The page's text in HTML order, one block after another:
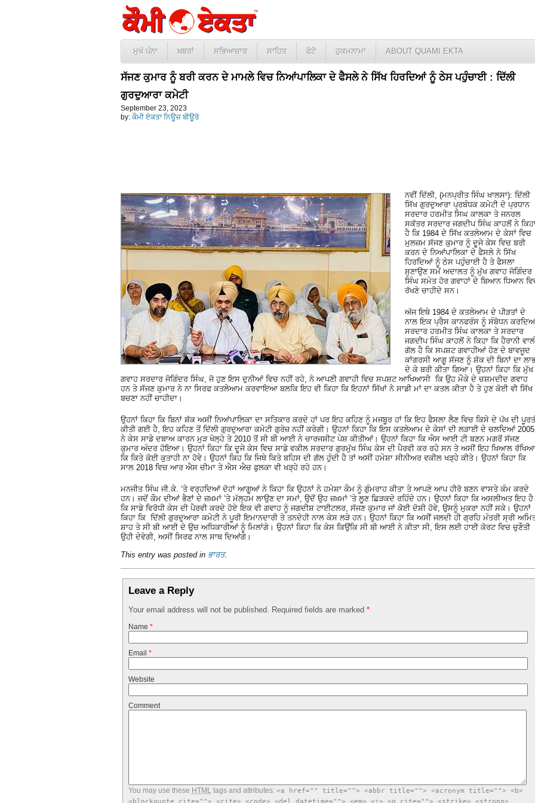
ਮੁਖੱ ਪੰਨਾ ਖ਼ਬਰਾਂ ਸਭਿਆਚਾਰ ਸਾਹਿਤ ਫੋਟੋ ਹੁਕਮਨਾਮਾ ABOUT QUAMI EKTA
ਸੱਜਣ ਕੁਮਾਰ ਨੂੰ ਬਰੀ ਕਰਨ ਦੇ ਮਾਮਲੇ ਵਿਚ ਨਿਆਂਪਾਲਿਕਾ ਦੇ ਫੈਸਲੇ ਨੇ ਸਿੱਖ ਹਿਰਦਿਆਂ ਨੂੰ ਠੇਸ ਪਹੁੰਚਾਈ : ਦਿੱਲੀ
ਗੁਰਦੁਆਰਾ ਕਮੇਟੀ
September 23, 2023
by: ਕੌਮੀ ਏਕਤਾ ਨਿਊਜ਼ ਬੀਊਰੋ
ਨਵੀਂ ਦਿੱਲੀ, (ਮਨਪ੍ਰੀਤ ਸਿੰਘ ਖਾਲਸਾ): ਦਿੱਲੀ
ਸਿੱਖ ਗੁਰਦੁਆਰਾ ਪ੍ਰਬੰਧਕ ਕਮੇਟੀ ਦੇ ਪ੍ਰਧਾਨ
ਸਰਦਾਰ ਹਰਮੀਤ ਸਿਘ ਕਾਲਕਾ ਤੇ ਜਨਰਲ
ਸਕੱਤਰ ਸਰਦਾਰ ਜਗਦੀਪ ਸਿੰਘ ਕਾਹਲੋਂ ਨੇ
ਹੈ ਕਿ 1984 ਦੇ ਸਿੱਖ ਕਤਲੇਆਮ ਦੇ ਕੇਸਾਂ ਵਿਚ
ਮੁਲਜ਼ਮ ਸੱਜਣ ਕੁਮਾਰ ਨੂੰ ਦੂਜੇ ਕੇਸ ਵਿਚ ਬਰੀ
ਕਰਨ ਦੇ ਨਿਆਂਪਾਲਿਕਾ ਦੇ ਫੈਸਲੇ ਨੇ ਸਿੱਖ
ਹਿਰਦਿਆਂ ਨੂੰ ਠੇਸ ਪਹੁੰਚਾਈ ਹੈ ਤੇ ਫੈਸਲਾ
ਸੁਣਾਉਣ ਸਮੇਂ ਅਦਾਲਤ ਨੂੰ ਮੁੱਖ ਗਵਾਹ ਜੋਗਿੰਦਰ
ਸਿੰਘ ਸਮੇਤ ਹੋਰ ਗਵਾਹਾਂ ਦੇ ਬਿਆਨ ਧਿਆਨ
ਰੱਖਣੇ ਚਾਹੀਦੇ ਸਨ।
ਅੱਜ ਇਥੇ 1984 ਦੇ ਕਤਲੇਆਮ ਦੇ ਪੀੜਤਾਂ ਦੇ
ਨਾਲ ਇਕ ਪ੍ਰੈਸ ਕਾਨਫਰੰਸ ਨੂੰ ਸੰਬੋਧਨ
ਸਰਦਾਰ ਹਰਮੀਤ ਸਿੰਘ ਕਾਲਕਾ ਤੇ ਸਰਦਾਰ
ਜਗਦੀਪ ਸਿੰਘ ਕਾਹਲੋਂ ਨੇ ਕਿਹਾ ਕਿ ਹੈਰਾਨੀ
ਗੱਲ ਹੈ ਕਿ ਸਪਸ਼ਟ ਗਵਾਹੀਆਂ ਹੋਣ ਦੇ ਬਾਵਜੂਦ
ਕਾਂਗਰਸੀ ਆਗੂ ਸੱਜਣ ਨੂੰ ਸ਼ੱਕ ਦੀ ਬਿਨਾਂ ਦਾ
ਦੇ ਕੇ ਬਰੀ ਕੀਤਾ ਗਿਆ। ਉਹਨਾਂ ਕਿਹਾ ਕਿ ਮੁੱਖ
ਗਵਾਹ ਸਰਦਾਰ ਜੋਗਿੰਦਰ ਸਿੰਘ, ਜੋ ਹੁਣ ਇਸ ਦੁਨੀਆਂ ਵਿਚ ਨਹੀਂ ਰਹੇ, ਨੇ ਆਪਣੀ ਗਵਾਹੀ ਵਿਚ ਸਪਸ਼ਟ ਆਖਿਆਸੀ ਕਿ ਉਹ ਮੌਕੇ ਦੇ ਚਸ਼ਮਦੀਦ ਗਵਾਹ
ਹਨ ਤੇ ਸੱਜਣ ਕੁਮਾਰ ਨੇ ਨਾ ਸਿਰਫ ਕਤਲੇਆਮ ਕਰਵਾਇਆ ਬਲਕਿ ਇਹ ਵੀ ਕਿਹਾ ਕਿ ਇਹਨਾਂ ਸਿੱਖਾਂ ਨੇ ਸਾਡੀ ਮਾਂ ਦਾ ਕਤਲ ਕੀਤਾ ਹੈ ਤੇ ਹੁਣ ਕੋਈ ਵੀ ਸਿੱਖ
ਬਚਣਾ ਨਹੀਂ ਚਾਹੀਦਾ।
ਉਹਨਾਂ ਕਿਹਾ ਕਿ ਬਿਨਾਂ ਸ਼ੱਕ ਅਸੀਂ ਨਿਆਂਪਾਲਿਕਾ ਦਾ ਸਤਿਕਾਰ ਕਰਦੇ ਹਾਂ ਪਰ ਇਹ ਕਹਿਣ ਨੂੰ ਮਜਬੂਰ ਹਾਂ ਕਿ ਇਹ ਫੈਸਲਾ ਲੈਣ ਵਿਚ ਕਿਸੇ ਦੇ ਪੱਖ ਦੀ
ਕੀਤੀ ਗਈ ਹੈ, ਇਹ ਕਹਿਣ ਤੋਂ ਦਿੱਲੀ ਗੁਰਦੁਆਰਾ ਕਮੇਟੀ ਗੁਰੇਜ਼ ਨਹੀਂ ਕਰੇਗੀ। ਉਹਨਾਂ ਕਿਹਾ ਕਿ ਇਸ ਕਤਲੇਆਮ ਦੇ ਕੇਸਾਂ ਦੀ ਲੜਾਈ ਦੇ ਚਲਦਿਆਂ 2005
ਨੇ ਕੇਸ ਸਾਡੇ ਦਬਾਅ ਕਾਰਨ ਮੁੜ ਖੋਲ੍ਹੇ ਤੇ 2010 ਤੋਂ ਸੀ ਬੀ ਆਈ ਨੇ ਚਾਰਜਸ਼ੀਟ ਪੇਸ਼ ਕੀਤੀਆਂ। ਉਹਨਾਂ ਕਿਹਾ ਕਿ ਐਸ ਆਈ ਟੀ ਬਣਨ ਮਗਰੋਂ ਸੱਜਣ
ਕੁਮਾਰ ਅੰਦਰ ਹੋਇਆ। ਉਹਨਾਂ ਕਿਹਾ ਕਿ ਦੂਜੇ ਕੇਸ ਵਿਚ ਸਾਡੇ ਵਕੀਲ ਸਰਦਾਰ ਗੁਰਮੁੱਖ ਸਿੰਘ ਕੇਸ ਦੀ ਪੈਰਵੀ ਕਰ ਰਹੇ ਸਨ ਤੇ ਅਸੀਂ ਇਹ ਖਿਆਲ ਰੱਖਿਆ
ਕਿ ਕਿਤੇ ਕੋਈ ਕੁਤਾਹੀ ਨਾ ਹੋਵੇ। ਉਹਨਾਂ ਕਿਹ ਕਿ ਜਿਥੇ ਕਿਤੇ ਬਹਿਸ ਦੀ ਗੱਲ ਹੁੰਦੀ ਹੈ ਤਾਂ ਅਸੀਂ ਹਮੇਸ਼ਾ ਸੀਨੀਅਰ ਵਕੀਲ ਖੜ੍ਹੇ ਕੀਤੇ। ਉਹਨਾਂ ਕਿਹਾ ਕਿ
ਸਾਲ 2018 ਵਿਚ ਆਰ ਐਸ ਚੀਮਾ ਤੇ ਐਸ ਐਚ ਫੁਲਕਾ ਵੀ ਖੜ੍ਹੇ ਰਹੇ ਹਨ।
ਮਨਜੀਤ ਸਿੰਘ ਜੀ.ਕੇ. ’ਤੇ ਵਰ੍ਹਦਿਆਂ ਦੋਹਾਂ ਆਗੂਆਂ ਨੇ ਕਿਹਾ ਕਿ ਉਹਨਾਂ ਨੇ ਹਮੇਸ਼ਾ ਕੌਮ ਨੂੰ ਗੁੰਮਰਾਹ ਕੀਤਾ ਤੇ ਆਪਣੇ ਆਪ ਹੀਰੋ ਬਣਨ ਵਾਸਤੇ ਕੰਮ ਕਰਦੇ
ਹਨ। ਜਦੋਂ ਕੌਮ ਦੀਆਂ ਭੈਣਾਂ ਦੇ ਜ਼ਖ਼ਮਾਂ ’ਤੇ ਮੱਲ੍ਹਮ ਲਾਉਣ ਦਾ ਸਮਾਂ, ਉਦੋਂ ਉਹ ਜ਼ਖ਼ਮਾਂ ’ਤੇ ਲੂਣ ਛਿੜਕਦੇ ਰਹਿੰਦੇ ਹਨ। ਉਹਨਾਂ ਕਿਹਾ ਕਿ ਅਸਲੀਅਤ ਇਹ ਹੈ
ਕਿ ਸਾਡੇ ਵਿਰੋਧੀ ਕੇਸ ਦੀ ਪੈਰਵੀ ਕਰਦੇ ਹੋਏ ਇਕ ਵੀ ਗਵਾਹ ਨੂੰ ਜਗਦੀਸ਼ ਟਾਈਟਲਰ, ਸੱਜਣ ਕੁਮਾਰ ਜਾਂ ਕੋਈ ਦੋਸ਼ੀ ਹੋਵੇ, ਉਸਨੂੰ ਮੁਕਰਾ ਨਹੀਂ ਸਕੇ। ਉਹਨਾਂ
ਕਿਹਾ ਕਿ ਦਿੱਲੀ ਗੁਰਦੁਆਰਾ ਕਮੇਟੀ ਨੇ ਪੂਰੀ ਇਮਾਨਦਾਰੀ ਤੇ ਤਨਦੇਹੀ ਨਾਲ ਕੇਸ ਲੜੇ ਹਨ। ਉਹਨਾਂ ਕਿਹਾ ਕਿ ਅਸੀਂ ਜਲਦੀ ਹੀ ਗ੍ਰਹਿ ਮੰਤਰੀ ਸ੍ਰੀ
ਸ਼ਾਹ ਤੇ ਸੀ ਬੀ ਆਈ ਦੇ ਉਚ ਅਧਿਕਾਰੀਆਂ ਨੂੰ ਮਿਲਾਂਗੇ। ਉਹਨਾਂ ਕਿਹਾ ਕਿ ਕੇਸ ਕਿਉਂਕਿ ਸੀ ਬੀ ਆਈ ਨੇ ਕੀਤਾ ਸੀ, ਇਸ ਲਈ ਹਾਈ ਕੋਰਟ ਵਿਚ ਚੁਣੌਤੀ
ਉਹੀ ਦੇਵੇਗੀ, ਅਸੀਂ ਸਿਰਫ ਨਾਲ ਸਾਥ ਦਿਆਂਗੇ।
This entry was posted in ਭਾਰਤ.
Leave a Reply
Your email address will not be published. Required fields are marked *
Name *
Email *
Website
Comment
You may use these HTMLtags and attributes: <a href="" title=""> <abbr title=""> <acronym title=""> <b>